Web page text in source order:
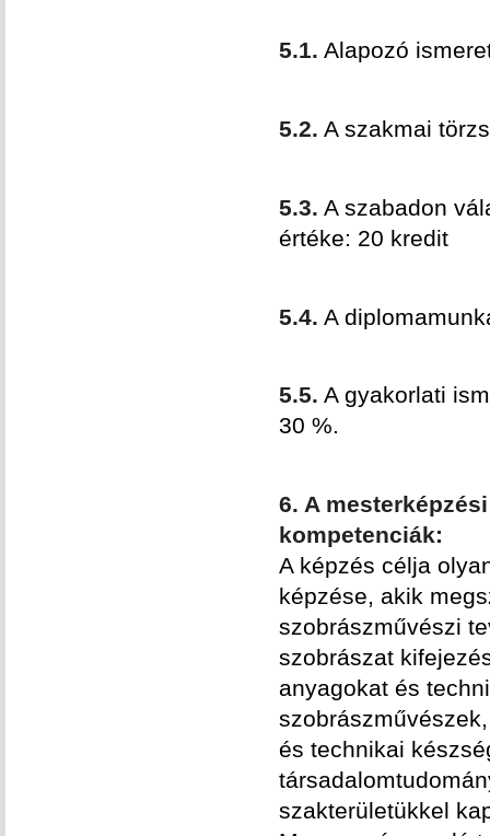
5.1. Alapozó
5.2. A szakmai
5.3. A szabadon
értéke: 20 kredit
5.4. A
5.5. A gyakorlati
30 %.
6. A
kompetenciák:
A képzés célja
képzése, akik
szobrászművészi
szobrászat
anyagokat és
és technikai
szakterületükkel